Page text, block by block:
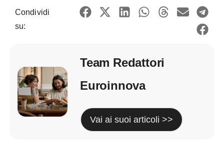
Condividi
su:
Team Redattori
Euroinnova
Vai ai suoi articoli >>